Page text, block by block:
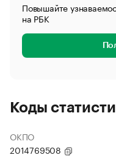
Повышайте
на РБК
Коды
ОКПО
2014769508